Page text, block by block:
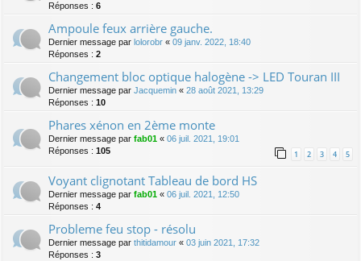
Réponses : 6
Ampoule feux arrière gauche.
Dernier message par lolorobr « 09 janv. 2022, 18:40
Réponses : 2
Changement bloc optique halogène -> LED Touran III
Dernier message par Jacquemin « 28 août 2021, 13:29
Réponses : 10
Phares xénon en 2ème monte
Dernier message par fab01 « 06 juil. 2021, 19:01
Réponses : 105 1 2 3 4 5
Voyant clignotant Tableau de bord HS
Dernier message par fab01 « 06 juil. 2021, 12:50
Réponses : 4
Probleme feu stop - résolu
Dernier message par thitidamour « 03 juin 2021, 17:32
Réponses : 3